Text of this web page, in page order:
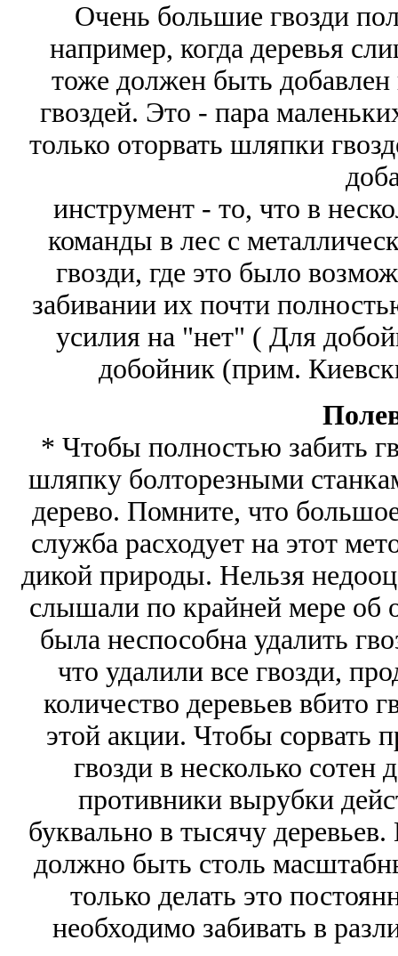
Очень большие гвозди
например, когда деревья
тоже должен быть
гвоздей. Это - пара
только оторвать шляпки
инструмент - то, что в
команды в лес с
гвозди, где это было
забивании их почти
усилия на "нет" ( Для
добойник (прим.
* Чтобы полностью забить
шляпку болторезными
дерево. Помните, что
служба расходует на этот
дикой природы. Нельзя
слышали по крайней мере об
была неспособна удалить
что удалили все гвозди,
количество деревьев вбито
этой акции. Чтобы сорвать
гвозди в несколько
противники вырубки
буквально в тысячу
должно быть столь
только делать это
необходимо забивать в